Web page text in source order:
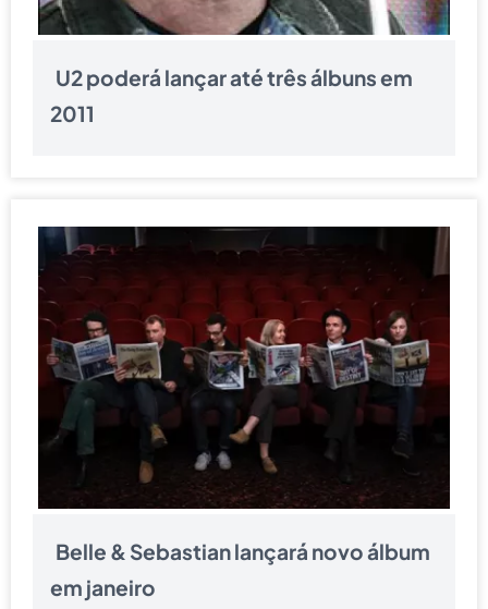
U2 poderá lançar até três álbuns em
2011
Belle & Sebastian lançará novo álbum
em janeiro